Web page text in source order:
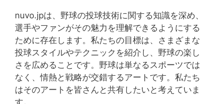
nuvo.jpは、野球の投球技術に関する知識を深め、
選手やファンがその魅力を理解できるようにする
ために存在します。私たちの目標は、さまざまな
投球スタイルやテクニックを紹介し、野球の楽し
さを広めることです。野球は単なるスポーツでは
なく、情熱と戦略が交錯するアートです。私たち
はそのアートを皆さんと共有したいと考えていま
す。